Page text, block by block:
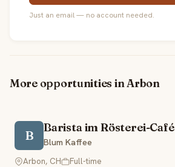
Just an email — no account needed.
More opportunities in Arbon
B
Barista im Rösterei-Café
Blum Kaffee
Arbon, CH
Full-time